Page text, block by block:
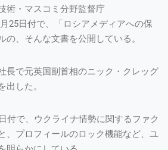
術・マスコミ分野監督庁
25日付で、「ロシアメディアへの保
の、そんな文書を公開している。
長で元英国副首相のニック・クレッグ
出した。
付で、ウクライナ情勢に関するファク
、プロフィールのロック機能など、ユ